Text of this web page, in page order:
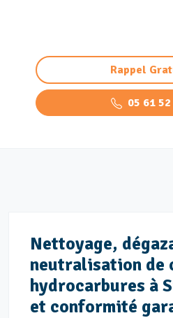
Rappel
05 61
Nettoyage,
neutralisation de
hydrocarbures à
et conformité